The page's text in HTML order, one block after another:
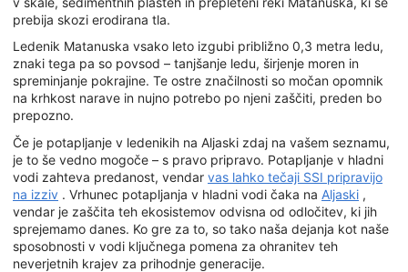
prebija skozi erodirana tla.
Ledenik Matanuska vsako leto izgubi približno 0,3 metra ledu,
znaki tega pa so povsod – tanjšanje ledu, širjenje moren in
spreminjanje pokrajine. Te ostre značilnosti so močan opomnik
na krhkost narave in nujno potrebo po njeni zaščiti, preden bo
prepozno.
Če je potapljanje v ledenikih na Aljaski zdaj na vašem seznamu,
je to še vedno mogoče – s pravo pripravo. Potapljanje v hladni
vodi zahteva predanost, vendar vas lahko tečaji SSI pripravijo
na izziv . Vrhunec potapljanja v hladni vodi čaka na Aljaski ,
vendar je zaščita teh ekosistemov odvisna od odločitev, ki jih
sprejemamo danes. Ko gre za to, so tako naša dejanja kot naše
sposobnosti v vodi ključnega pomena za ohranitev teh
neverjetnih krajev za prihodnje generacije.